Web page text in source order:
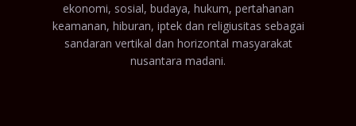
ekonomi, sosial, budaya, hukum, pertahanan
keamanan, hiburan, iptek dan religiusitas sebagai
sandaran vertikal dan horizontal masyarakat
nusantara madani.